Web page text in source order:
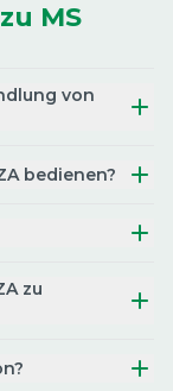
MS
von
bedienen?
zu